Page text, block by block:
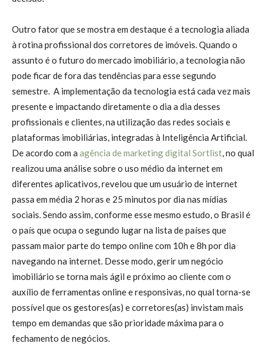
Outro fator que se mostra em destaque é a tecnologia aliada
à rotina profissional dos corretores de imóveis. Quando o
assunto é o futuro do mercado imobiliário, a tecnologia não
pode ficar de fora das tendências para esse segundo
semestre. A implementação da tecnologia está cada vez mais
presente e impactando diretamente o dia a dia desses
profissionais e clientes, na utilização das redes sociais e
plataformas imobiliárias, integradas à Inteligência Artificial.
De acordo com a agência de marketing digital Sortlist , no qual
realizou uma análise sobre o uso médio da internet em
diferentes aplicativos, revelou que um usuário de internet
passa em média 2 horas e 25 minutos por dia nas mídias
sociais. Sendo assim, conforme esse mesmo estudo, o Brasil é
o país que ocupa o segundo lugar na lista de países que
passam maior parte do tempo online com 10h e 8h por dia
navegando na internet. Desse modo, gerir um negócio
imobiliário se torna mais ágil e próximo ao cliente com o
auxílio de ferramentas online e responsivas, no qual torna-se
possível que os gestores(as) e corretores(as) invistam mais
tempo em demandas que são prioridade máxima para o
fechamento de negócios.